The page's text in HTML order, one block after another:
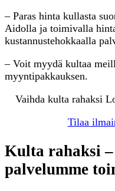
– Paras hinta kullasta
Aidolla ja toimivalla
kustannustehokkaalla
– Voit myydä kultaa
myyntipakkauksen.
Vaihda kulta rahaksi
Tilaa
Kulta rahaksi
palvelumme